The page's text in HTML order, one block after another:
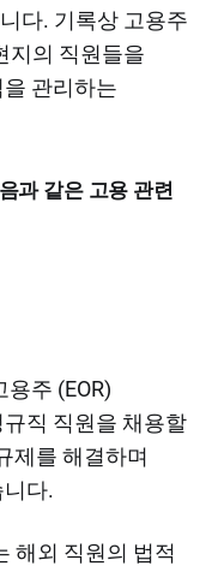
다. 기록상 고용주
지의 직원들을
관리하는
과 같은 고용 관련
주 (EOR)
직 직원을 채용할
제를 해결하며
다.
해외 직원의 법적